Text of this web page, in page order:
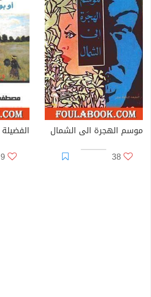
موسم الهجرة الى الشمال
38
الفضيلة
9